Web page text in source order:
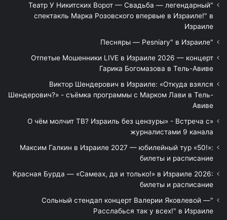
"Театр У Никитских Ворот — Свадьба — легендарный
спектакль Марка Розовского впервые в Израиле!" в
Израиле
"Песняры — Pesniary" в Израиле
Отпетые Мошенники LIVE в Израиле 2026 — концерт
Гарика Богомазова в Тель-Авиве
Виктор Шендерович в Израиле: «Откуда взялся
Шендерович?» - съёмка программы с Марком Лави в Тель-
Авиве
«О чём молчит ТВ? Израиль без цензуры» - Встреча с
журналистами 9 канала
Максим Галкин в Израиле 2027 — юбилейный тур «50!»:
билеты и расписание
Красная Бурда — «Самеах, да и только!» в Израиле 2026:
билеты и расписание
"Сольный стендап концерт Валерии Яковлевой —
Расслабься так у всех!" в Израиле